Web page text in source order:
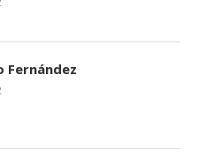
Fernández